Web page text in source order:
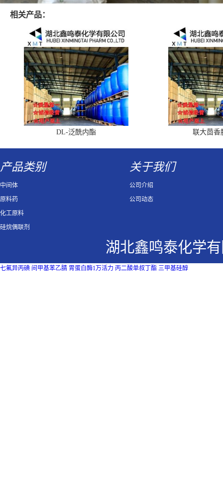
相关产品：
DL-泛酰内酯 联大茴香
产品类别
中间体
原料药
化工原料
硅烷偶联剂
关于我们
公司介绍
公司动态
湖北鑫鸣泰化学
七氟异丙碘 间甲基苯乙腈 胃蛋白酶1万活力 丙二酸单叔丁酯 三甲基硅醇